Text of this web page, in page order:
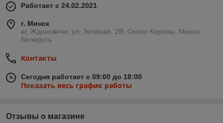
Работает с 24.02.2021
г. Минск
аг. Ждановичи, ул. Зеленая, 2В. Около Короны, Минск,
Беларусь
Контакты
Сегодня работает с 09:00 до 18:00
Показать весь график работы
Отзывы о магазине